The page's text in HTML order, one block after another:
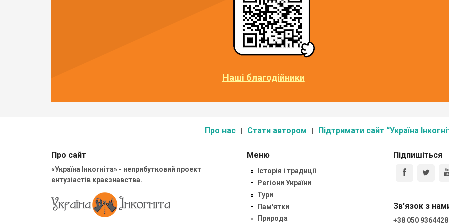
Наші благодійники
Про нас Стати автором Підтримати сайт “Україна
Про сайт
«Україна Інкогніта» - неприбутковий проект
ентузіастів краєзнавства.
Меню
Історія і традиції
Регіони України
Тури
Пам'ятки
Природа
Підпишіться
Зв'язок з
+38 050 9364428